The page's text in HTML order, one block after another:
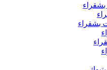
بشقراء